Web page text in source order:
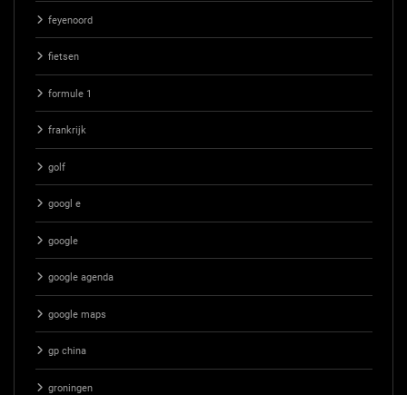
feyenoord
fietsen
formule 1
frankrijk
golf
googl e
google
google agenda
google maps
gp china
groningen